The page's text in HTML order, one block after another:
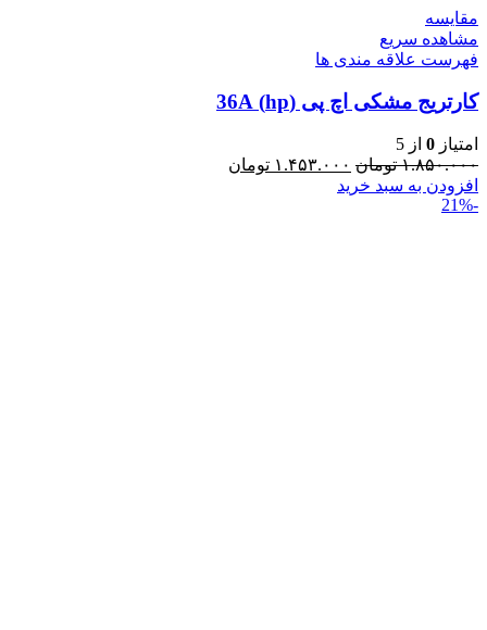
مقایسه
مشاهده سریع
فهرست علاقه مندی ها
کارتریج مشکی اچ پی (hp) 36A
امتیاز 0 از 5
۱.۸۵۰.۰۰۰ تومان ۱.۴۵۳.۰۰۰ تومان
افزودن به سبد خرید
-21%